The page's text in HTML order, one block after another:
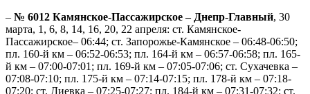
– № 6012 Камянское-Пассажирское – Днепр-Главный, 30
марта, 1, 6, 8, 14, 16, 20, 22 апреля: ст. Камянское-
Пассажирское– 06:44; ст. Запорожье-Камянское – 06:48-06:50;
пл. 160-й км – 06:52-06:53; пл. 164-й км – 06:57-06:58; пл. 165-
й км – 07:00-07:01; пл. 169-й км – 07:05-07:06; ст. Сухачевка –
07:08-07:10; пл. 175-й км – 07:14-07:15; пл. 178-й км – 07:18-
07:20; ст. Диевка – 07:25-07:27; пл. 184-й км – 07:31-07:32; ст.